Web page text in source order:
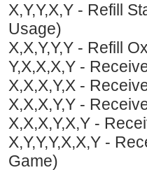
X,Y,Y,X,Y - Refill
Usage)
X,X,Y,Y,Y - Refill
Y,X,X,X,Y -
X,X,X,Y,X -
X,X,X,Y,Y -
X,X,X,Y,X,Y -
X,Y,Y,Y,X,X,Y -
Game)